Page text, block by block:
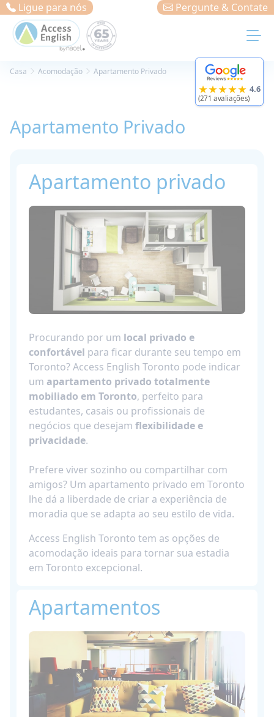
Ligue para nós Pergunte & Contate
★★★★★ 4.6
(271 avaliações)
Casa Acomodação Apartamento Privado
Apartamento Privado
Apartamento privado
Procurando por um local privado e
confortável para ficar durante seu tempo em
Toronto? Access English Toronto pode indicar
um apartamento privado totalmente
mobiliado em Toronto, perfeito para
estudantes, casais ou profissionais de
negócios que desejam flexibilidade e
privacidade.
Prefere viver sozinho ou compartilhar com
amigos? Um apartamento privado em Toronto
lhe dá a liberdade de criar a experiência de
moradia que se adapta ao seu estilo de vida.
Access English Toronto tem as opções de
acomodação ideais para tornar sua estadia
em Toronto excepcional.
Apartamentos
Painel de Gerenciamento de Cookies